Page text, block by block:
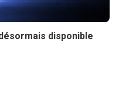
disponible